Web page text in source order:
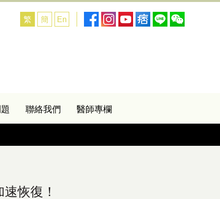
聯絡我們 醫師專欄
繁 簡 En
恢復！